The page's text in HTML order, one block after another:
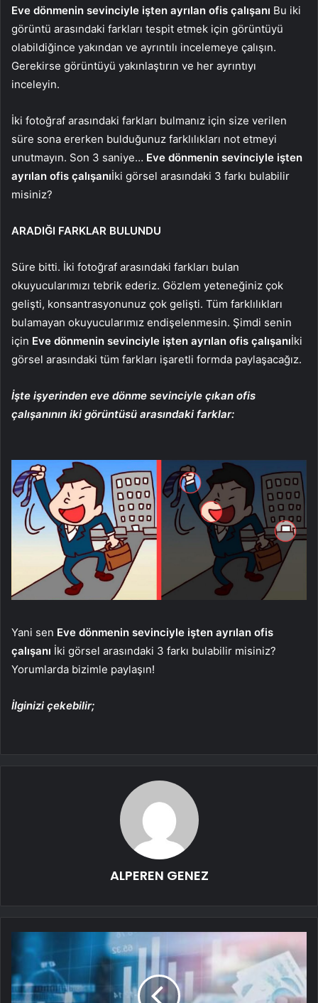
Eve dönmenin sevinciyle işten ayrılan ofis çalışanı Bu iki
görüntü arasındaki farkları tespit etmek için görüntüyü
olabildiğince yakından ve ayrıntılı incelemeye çalışın.
Gerekirse görüntüyü yakınlaştırın ve her ayrıntıyı
inceleyin.
İki fotoğraf arasındaki farkları bulmanız için size verilen
süre sona ererken bulduğunuz farklılıkları not etmeyi
unutmayın. Son 3 saniye… Eve dönmenin sevinciyle işten
ayrılan ofis çalışanıİki görsel arasındaki 3 farkı bulabilir
misiniz?
ARADIĞI FARKLAR BULUNDU
Süre bitti. İki fotoğraf arasındaki farkları bulan
okuyucularımızı tebrik ederiz. Gözlem yeteneğiniz çok
gelişti, konsantrasyonunuz çok gelişti. Tüm farklılıkları
bulamayan okuyucularımız endişelenmesin. Şimdi senin
için Eve dönmenin sevinciyle işten ayrılan ofis çalışanıİki
görsel arasındaki tüm farkları işaretli formda paylaşacağız.
İşte işyerinden eve dönme sevinciyle çıkan ofis
çalışanının iki görüntüsü arasındaki farklar:
Yani sen Eve dönmenin sevinciyle işten ayrılan ofis
çalışanı İki görsel arasındaki 3 farkı bulabilir misiniz?
Yorumlarda bizimle paylaşın!
İlginizi çekebilir;
ALPEREN GENEZ